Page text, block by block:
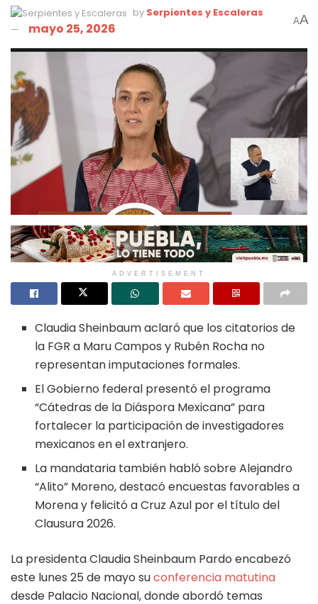
by Serpientes y Escaleras
mayo 25, 2026 AA
ADVERTISEMENT
Claudia Sheinbaum aclaró que los citatorios de
la FGR a Maru Campos y Rubén Rocha no
representan imputaciones formales.
El Gobierno federal presentó el programa
“Cátedras de la Diáspora Mexicana” para
fortalecer la participación de investigadores
mexicanos en el extranjero.
La mandataria también habló sobre Alejandro
“Alito” Moreno, destacó encuestas favorables a
Morena y felicitó a Cruz Azul por el título del
Clausura 2026.
La presidenta Claudia Sheinbaum Pardo encabezó
este lunes 25 de mayo suconferencia matutina
desde Palacio Nacional, donde abordó temas